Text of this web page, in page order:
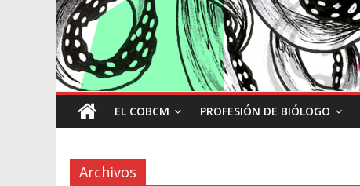
EL COBCM PROFESIÓN DE BIÓLOGO
Archivos